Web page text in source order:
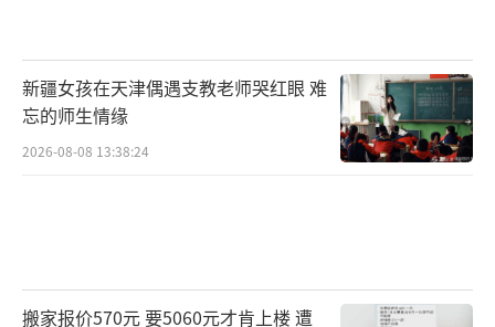
新疆女孩在天津偶遇支教老师哭红眼 难
忘的师生情缘
2026-08-08 13:38:24
搬家报价570元 要5060元才肯上楼 遭